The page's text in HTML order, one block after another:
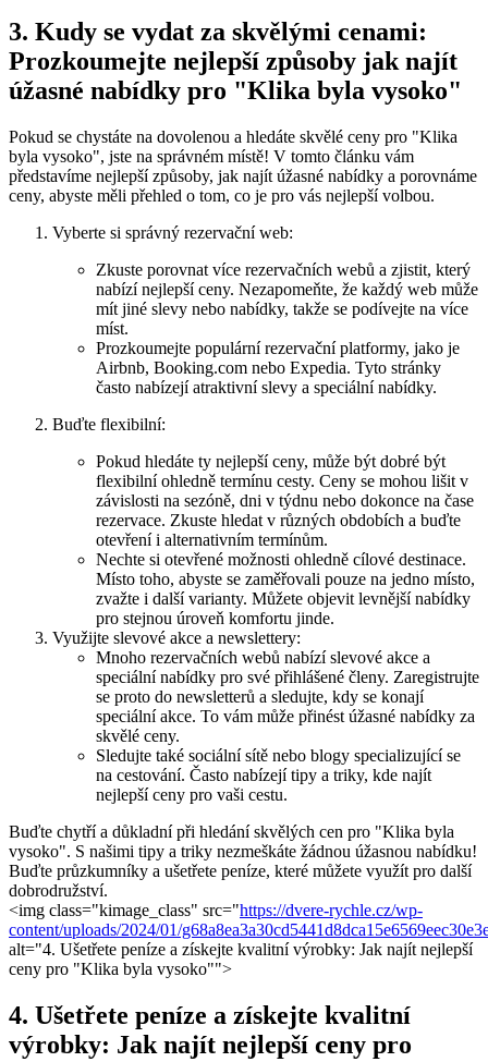
3. Kudy se⁤ vydat za skvělými cenami:
Prozkoumejte ⁢nejlepší způsoby jak najít
⁣úžasné nabídky pro "Klika byla vysoko"
Pokud se chystáte na dovolenou a hledáte skvělé ceny pro "Klika
byla vysoko", jste na správném místě! V tomto⁤ článku vám⁤
představíme ⁢nejlepší způsoby, jak najít ⁣úžasné nabídky a porovnáme
ceny, abyste⁣ měli ‌přehled ‌o ‌tom,⁢ co ⁤je pro vás nejlepší ‌volbou.
Vyberte⁣ si správný⁤ rezervační web:
Zkuste porovnat více rezervačních webů a zjistit, ‌který
⁤nabízí nejlepší ‍ceny. Nezapomeňte, že každý web‍ může⁣
mít jiné slevy nebo nabídky, takže se‌ podívejte na ‍více‌
míst.
Prozkoumejte populární rezervační platformy, jako je
Airbnb, Booking.com ⁢nebo​ Expedia. ‌Tyto stránky
často⁣ nabízejí atraktivní ⁢slevy ⁤a⁢ speciální nabídky.
Buďte flexibilní:
Pokud hledáte ty nejlepší ceny,⁣ může⁣ být dobré⁣ být
flexibilní ohledně termínu cesty.‍ Ceny ⁣se mohou lišit v
závislosti na sezóně, dni v týdnu nebo dokonce ‍na ⁣čase
rezervace. Zkuste⁤ hledat v​ různých obdobích a ​buďte
otevření i ​alternativním termínům.
Nechte si otevřené možnosti ⁣ohledně ⁢cílové⁢ destinace.
Místo toho, abyste se zaměřovali pouze na ​jedno místo,
zvažte i další‍ varianty. Můžete objevit levnější nabídky
pro stejnou úroveň komfortu jinde.
Využijte slevové akce a newslettery:
Mnoho⁣ rezervačních webů nabízí slevové akce a
speciální nabídky pro své přihlášené ‌členy. Zaregistrujte‍
se proto do⁢ newsletterů a sledujte, kdy⁤ se konají
speciální akce. To vám může přinést úžasné ​nabídky za
skvělé ceny.
Sledujte také sociální ‍sítě nebo blogy specializující se
na⁢ cestování. Často‍ nabízejí tipy a triky, ‌kde‍ najít
nejlepší​ ceny ‍pro vaši cestu.
Buďte chytří a důkladní⁣ při hledání skvělých ‍cen pro "Klika​ byla
vysoko". S našimi tipy a triky nezmeškáte žádnou úžasnou nabídku!
Buďte průzkumníky ‍a ušetřete peníze,​ které můžete využít pro další
⁤dobrodružství.
<img class="kimage_class" src="https://dvere-rychle.cz/wp-
content/uploads/2024/01/
alt="4.‌ Ušetřete peníze a získejte kvalitní výrobky:⁣ Jak ⁤najít nejlepší
ceny‍ pro "Klika ​byla ⁣vysoko"">
4. Ušetřete peníze a získejte⁣ kvalitní⁤
výrobky: ​Jak ⁣najít nejlepší ceny pro